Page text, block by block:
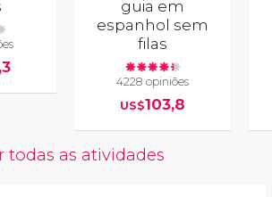
guia em
espanhol sem
filas
4228 opiniões
US$103,8
todas as atividades